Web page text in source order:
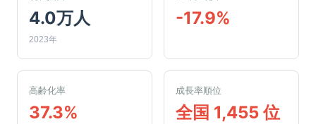
4.0万人
2023年
-17.9%
高齢化率
37.3%
成長率順位
全国 1,455 位